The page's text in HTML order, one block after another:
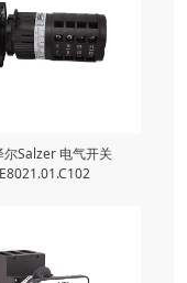
尔Salzer 电气开关